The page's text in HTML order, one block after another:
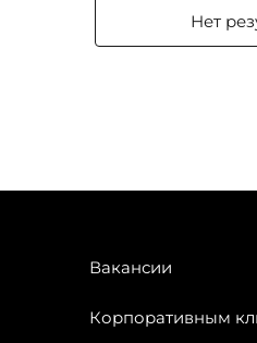
Нет
Вакансии
Корпоративным